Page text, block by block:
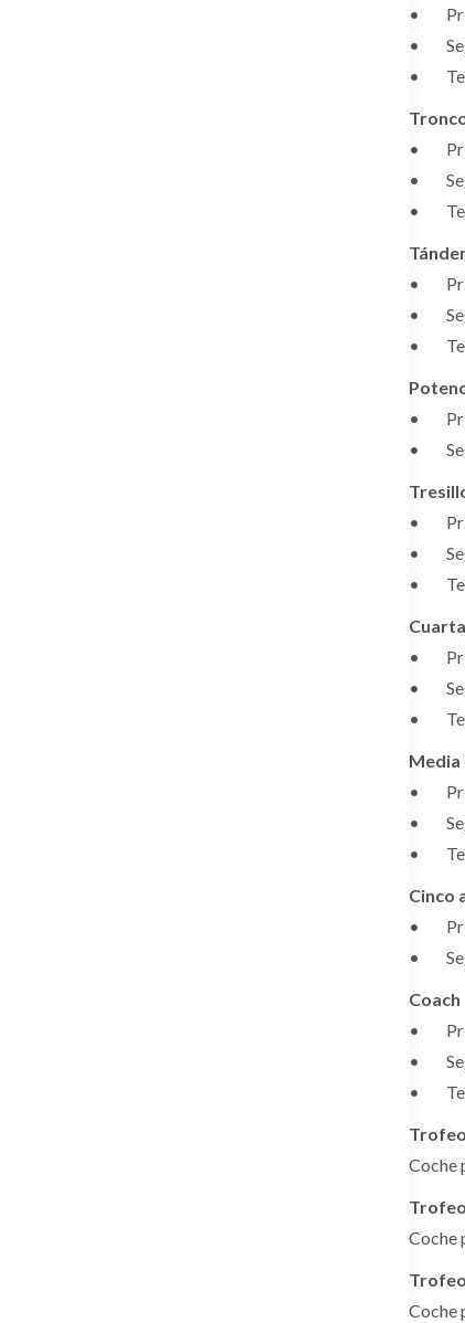
•
•
•
•
•
•
•
•
•
•
•
•
•
•
•
•
•
Media
•
•
•
Cinco
•
•
Coach
•
•
•
Coche
Coche
Coche